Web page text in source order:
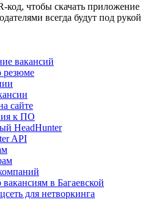
код, чтобы скачать приложение
всегда будут под рукой
вакансий
резюме
сайте
к ПО
HeadHunter
API
в Багаевской
для нетворкинга